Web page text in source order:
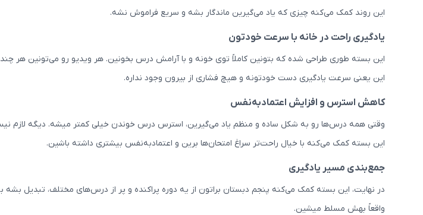
این روند کمک می‌کنه چیزی که یاد می‌گیرین ماندگار بشه و سریع فراموش نشه.
یادگیری راحت در خانه با سرعت خودتون
این بسته طوری طراحی شده که بتونین کاملاً توی خونه و با آرامش درس بخونین. هر ویدیو رو می‌تونین هر چند
این یعنی سرعت یادگیری دست خودتونه و هیچ فشاری از بیرون وجود نداره.
کاهش استرس و افزایش اعتمادبه‌نفس
وقتی همه درس‌ها رو به شکل ساده و منظم یاد می‌گیرین، استرس درس خوندن خیلی کمتر میشه. دیگه لازم
این بسته کمک می‌کنه با خیال راحت‌تر سراغ امتحان‌ها برین و اعتمادبه‌نفس بیشتری داشته باشین.
جمع‌بندی مسیر یادگیری
در نهایت، این بسته کمک می‌کنه پنجم دبستان براتون از یه دوره پراکنده و پر از درس‌های مختلف، تبدیل
واقعاً بهش مسلط میشین.